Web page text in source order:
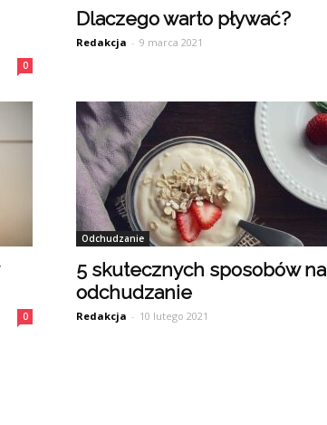
0
Dlaczego warto pływać?
Redakcja - 9 marca 2021
0
Odchudzanie
5 skutecznych sposobów na
odchudzanie
Redakcja - 10 lutego 2021